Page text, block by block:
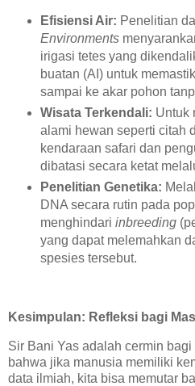
Efisiensi Air: Penelitian
Environments
irigasi tetes yang
buatan (AI) untuk
sampai ke akar pohon
Wisata Terkendali: Untuk
alami hewan seperti citah
kendaraan safari dan
dibatasi secara ketat
Penelitian Genetika:
DNA secara rutin pada
menghindari inbreeding
yang dapat melemahkan
spesies tersebut.
Kesimpulan: Refleksi bagi
Sir Bani Yas adalah cermin
bahwa jika manusia memiliki
data ilmiah, kita bisa memutar